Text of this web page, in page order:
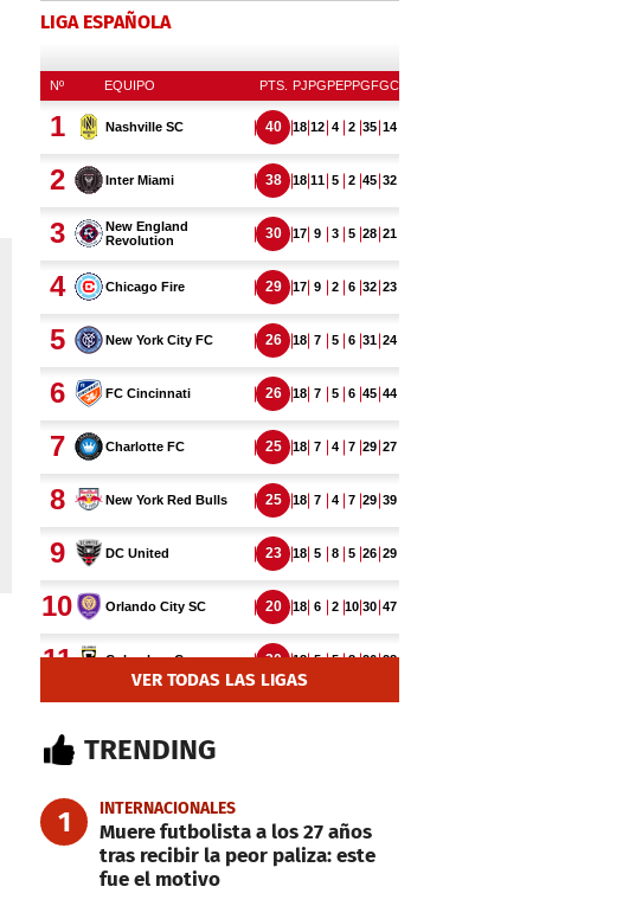
LIGA ESPAÑOLA
VER TODAS LAS LIGAS
TRENDING
1 INTERNACIONALES
Muere futbolista a los 27 años
tras recibir la peor paliza: este
fue el motivo